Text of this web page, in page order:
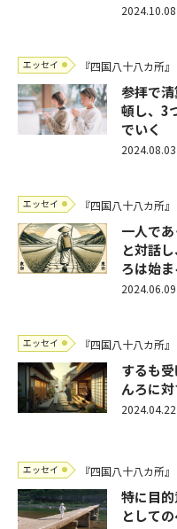
2024.10.08
エッセイ 『四国八十八カ所』
参拝で
頓し、3
でいく
2024.08.03
エッセイ 『四国八十八カ所』
一人で
と対話
ろは始ま
2024.06.09
エッセイ 『四国八十八カ所』
するも
んろに
2024.04.22
エッセイ 『四国八十八カ所』
特に目的
として